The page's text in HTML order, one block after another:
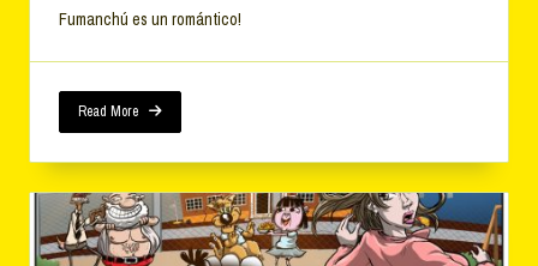
Fumanchú es un romántico!
Read More